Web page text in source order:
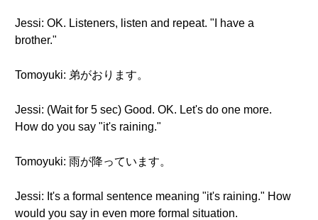
Jessi: OK. Listeners, listen and repeat. "I have a
brother."
Tomoyuki: 弟がおります。
Jessi: (Wait for 5 sec) Good. OK. Let's do one more.
How do you say "it's raining."
Tomoyuki: 雨が降っています。
Jessi: It's a formal sentence meaning "it's raining." How
would you say in even more formal situation.